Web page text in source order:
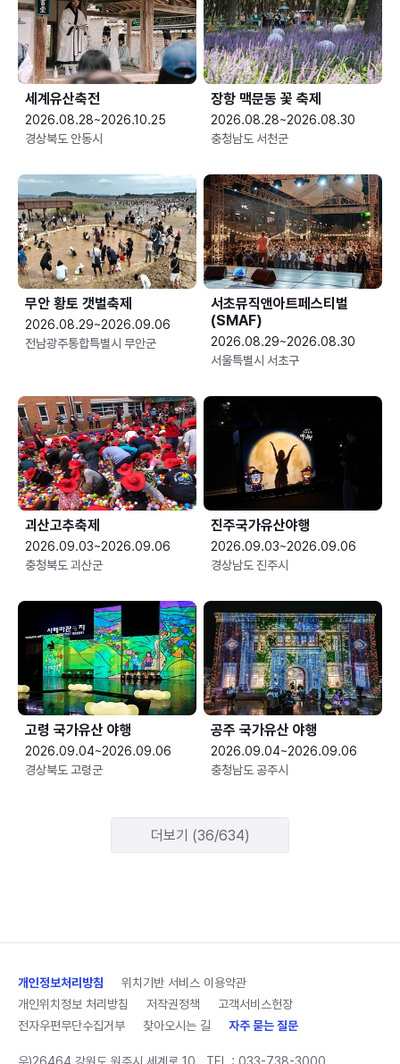
세계유산축전
2026.08.28~2026.10.25
경상북도 안동시
장항 맥문동 꽃 축제
2026.08.28~2026.08.30
충청남도 서천군
무안 황토 갯벌축제
2026.08.29~2026.09.06
전남광주통합특별시 무안군
서초뮤직앤아트페스티벌
(SMAF)
2026.08.29~2026.08.30
서울특별시 서초구
괴산고추축제
2026.09.03~2026.09.06
충청북도 괴산군
진주국가유산야행
2026.09.03~2026.09.06
경상남도 진주시
고령 국가유산 야행
2026.09.04~2026.09.06
경상북도 고령군
공주 국가유산 야행
2026.09.04~2026.09.06
충청남도 공주시
더보기 (36/634)
개인정보처리방침
위치기반 서비스 이용약관
개인위치정보 처리방침
저작권정책
고객서비스헌장
전자우편무단수집거부
찾아오시는 길 자주 묻는 질문